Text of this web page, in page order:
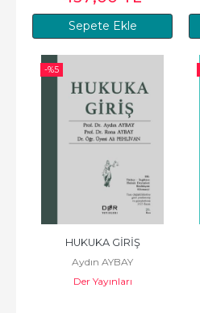
Sepete Ekle
-%5
HUKUKA GİRİŞ
Aydın AYBAY
Der Yayınları